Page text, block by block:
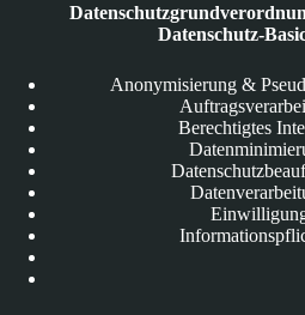
Datenschutz-
Anonymisierung &
Berechtigtes